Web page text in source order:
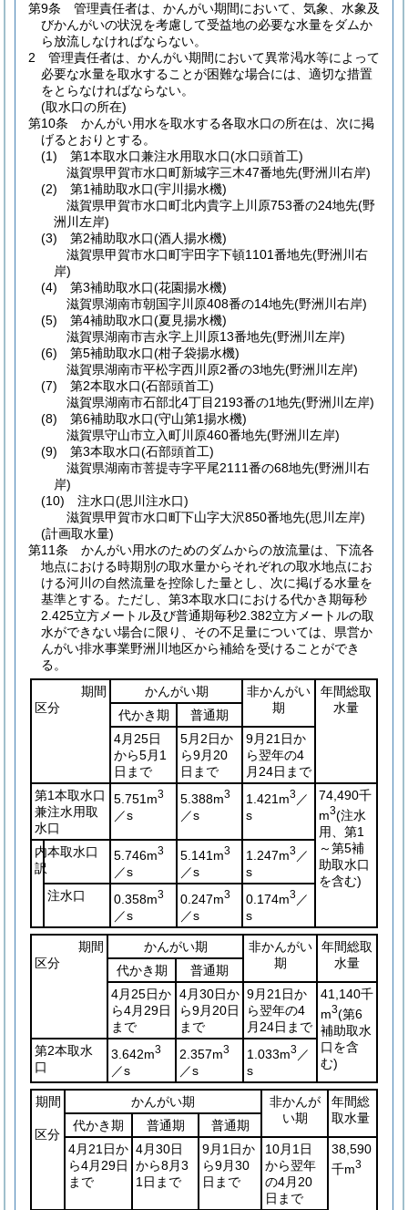
第9条
管理責任者は、かんがい期間において、気象、水象及
びかんがいの状況を考慮して受益地の必要な水量をダムか
ら放流しなければならない。
2
管理責任者は、かんがい期間において異常渇水等によって
必要な水量を取水することが困難な場合には、適切な措置
をとらなければならない。
(取水口の所在)
第10条
かんがい用水を取水する各取水口の所在は、次に掲
げるとおりとする。
(1)
第1本取水口兼注水用取水口(水口頭首工)
滋賀県甲賀市水口町新城字三木47番地先(野洲川右岸)
(2)
第1補助取水口(宇川揚水機)
滋賀県甲賀市水口町北内貴字上川原753番の24地先(野
洲川左岸)
(3)
第2補助取水口(酒人揚水機)
滋賀県甲賀市水口町宇田字下頓1101番地先(野洲川右
岸)
(4)
第3補助取水口(花園揚水機)
滋賀県湖南市朝国字川原408番の14地先(野洲川右岸)
(5)
第4補助取水口(夏見揚水機)
滋賀県湖南市吉永字上川原13番地先(野洲川左岸)
(6)
第5補助取水口(柑子袋揚水機)
滋賀県湖南市平松字西川原2番の3地先(野洲川左岸)
(7)
第2本取水口(石部頭首工)
滋賀県湖南市石部北4丁目2193番の1地先(野洲川左岸)
(8)
第6補助取水口(守山第1揚水機)
滋賀県守山市立入町川原460番地先(野洲川左岸)
(9)
第3本取水口(石部頭首工)
滋賀県湖南市菩提寺字平尾2111番の68地先(野洲川右
岸)
(10)
注水口(思川注水口)
滋賀県甲賀市水口町下山字大沢850番地先(思川左岸)
(計画取水量)
第11条
かんがい用水のためのダムからの放流量は、下流各
地点における時期別の取水量からそれぞれの取水地点にお
ける河川の自然流量を控除した量とし、次に掲げる水量を
基準とする。 ただし、第3本取水口における代かき期毎秒
2.425立方メートル及び普通期毎秒2.382立方メートルの取
水ができない場合に限り、その不足量については、県営か
んがい排水事業野洲川地区から補給を受けることができ
る。
期間
区分
かんがい期
非かんがい
期
年間総取
水量
代かき期
普通期
4月25日
から5月1
日まで
5月2日か
ら9月20
日まで
9月21日か
ら翌年の4
月24日まで
第1本取水口
兼注水用取
水口
5.751m3
／s
5.388m3
／s
1.421m3 ／
s
74,490千
m3(注水
用、第1
～第5補
助取水口
を含む)
内
訳
本取水口 5.746m3
／s
5.141m3
／s
1.247m3 ／
s
注水口
0.358m3
／s
0.247m3
／s
0.174m3 ／
s
期間
区分
かんがい期
非かんがい
期
年間総取
水量
代かき期
普通期
4月25日か
ら4月29日
まで
4月30日か
ら9月20日
まで
9月21日か
ら翌年の4
月24日まで
41,140千
m3(第6
補助取水
口を含
む)
第2本取水
口
3.642m3
／s
2.357m3
／s
1.033m3 ／
s
期間
区分
かんがい期
非かんが
い期
年間総
取水量
代かき期 普通期
普通期
4月21日か
ら4月29日
まで
4月30日
から8月3
1日まで
9月1日か
ら9月30
日まで
10月1日
から翌年
の4月20
日まで
38,590
千m3